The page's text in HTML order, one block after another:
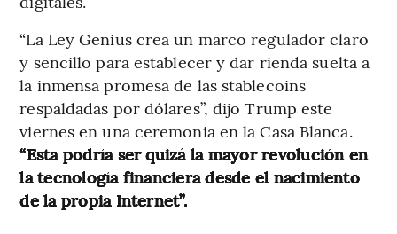
“La Ley Genius crea un marco regulador claro
y sencillo para establecer y dar rienda suelta a
la inmensa promesa de las stablecoins
respaldadas por dólares”, dijo Trump este
viernes en una ceremonia en la Casa Blanca.
“Esta podría ser quizá la mayor revolución en
la tecnología financiera desde el nacimiento
de la propia Internet”.